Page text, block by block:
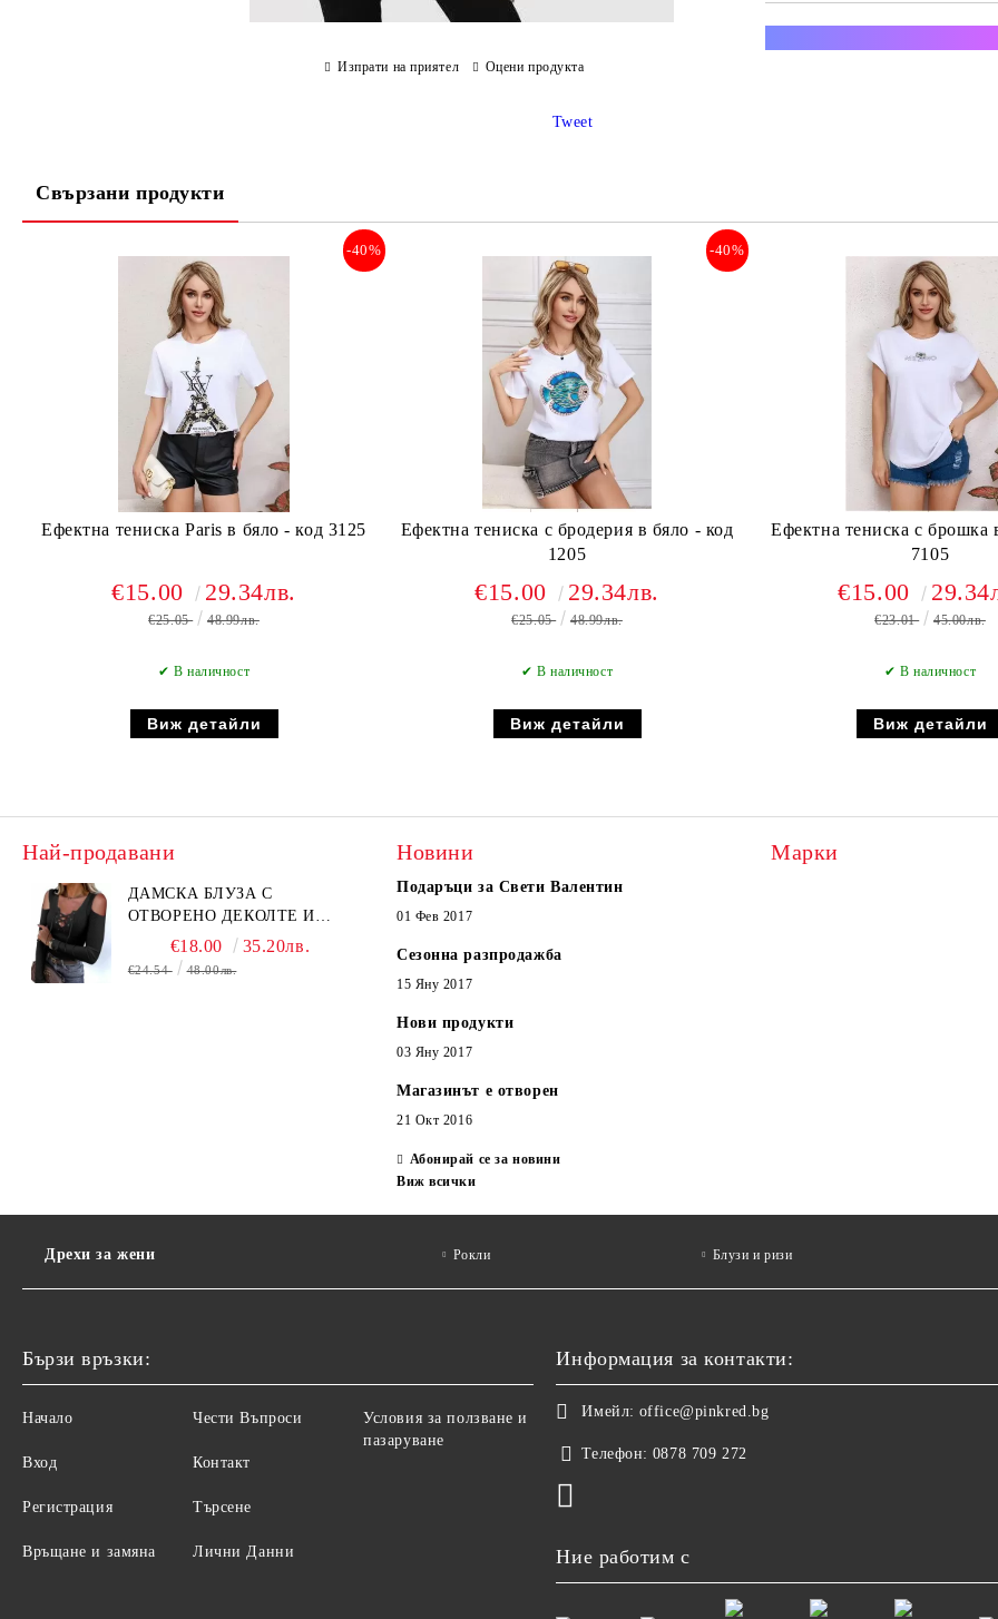
Изпрати на приятел Оцени продукта
Tweet
Свързани продукти
Ефектна тениска Paris в бяло - код 3125
-40%
€15.00 29.34лв.
€25.05 48.99лв.
✔ В наличност
Виж детайли
Ефектна тениска с бродерия в бяло - код
1205
-40%
€15.00 29.34лв.
€25.05 48.99лв.
✔ В наличност
Виж детайли
Ефектна тениска с брошка
7105
€15.00
€23.01 45.00лв.
✔ В наличност
Виж детайли
Най-продавани
ДАМСКА БЛУЗА С
ОТВОРЕНО ДЕКОЛТЕ И
ВРЪЗКИ В ЧЕРНО - КОД
€18.00 35.20лв.
€24.54 48.00лв.
Новини
Подаръци за Свети Валентин
01 Фев 2017
Сезонна разпродажба
15 Яну 2017
Нови продукти
03 Яну 2017
Магазинът е отворен
21 Окт 2016
Абонирай се за новини
Виж всички
Марки
Дрехи за жени Рокли Блузи и ризи
Бързи връзки:
Начало
Вход
Регистрация
Връщане и замяна
Чести Въпроси
Контакт
Търсене
Лични Данни
Условия за ползване и
пазаруване
Информация за контакти:
Имейл: office@pinkred.bg
Телефон: 0878 709 272
Ние работим с